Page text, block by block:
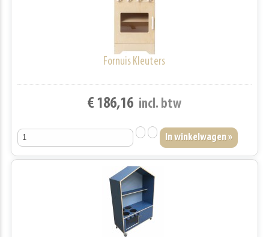
Fornuis Kleuters
€ 186,16 incl. btw